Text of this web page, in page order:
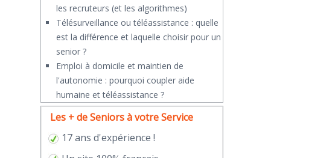
les recruteurs (et les algorithmes)
Télésurveillance ou téléassistance : quelle
est la différence et laquelle choisir pour un
senior ?
​Emploi à domicile et maintien de
l'autonomie : pourquoi coupler aide
humaine et téléassistance ?
Les + de Seniors à votre Service
17 ans d'expérience !